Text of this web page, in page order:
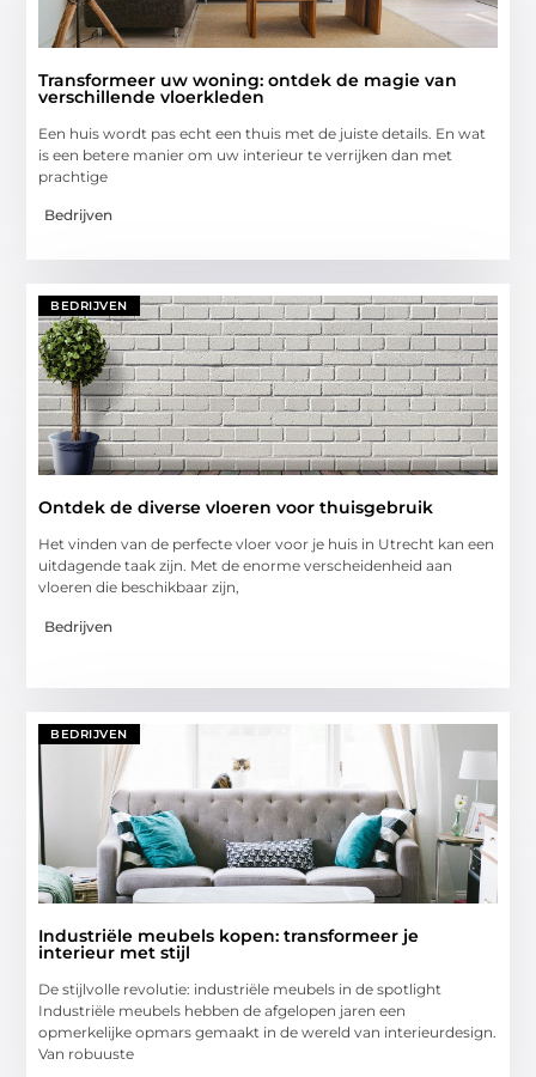
Transformeer uw woning: ontdek de magie van
verschillende vloerkleden
Een huis wordt pas echt een thuis met de juiste details. En wat
is een betere manier om uw interieur te verrijken dan met
prachtige
Bedrijven
BEDRIJVEN
Ontdek de diverse vloeren voor thuisgebruik
Het vinden van de perfecte vloer voor je huis in Utrecht kan een
uitdagende taak zijn. Met de enorme verscheidenheid aan
vloeren die beschikbaar zijn,
Bedrijven
BEDRIJVEN
Industriële meubels kopen: transformeer je
interieur met stijl
De stijlvolle revolutie: industriële meubels in de spotlight
Industriële meubels hebben de afgelopen jaren een
opmerkelijke opmars gemaakt in de wereld van interieurdesign.
Van robuuste